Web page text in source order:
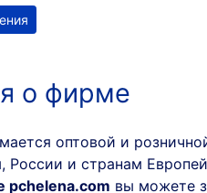
о фирме
оптовой и
России и странам
pchelena.com вы можете